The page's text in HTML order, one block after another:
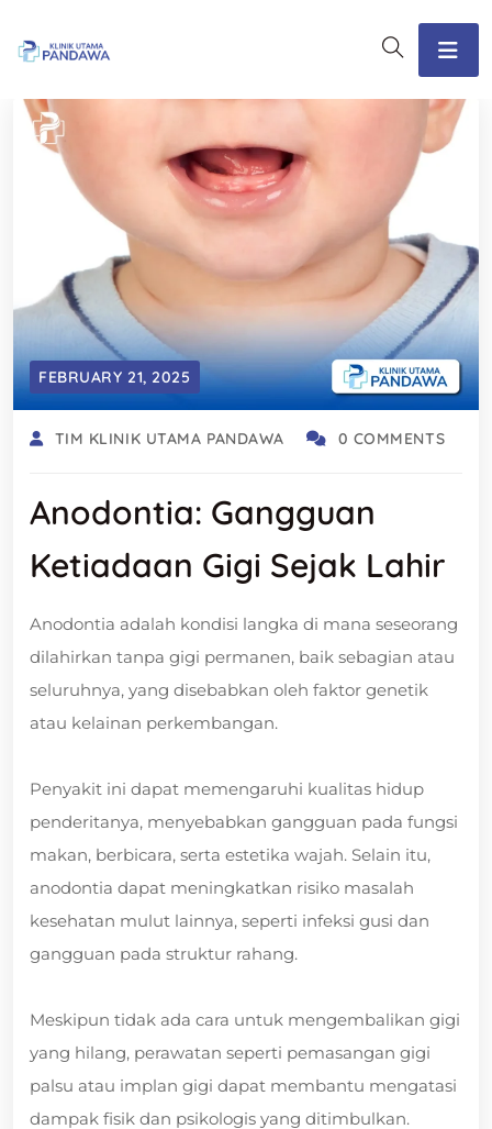
FEBRUARY 21, 2025
TIM KLINIK UTAMA PANDAWA 0 COMMENTS
Anodontia: Gangguan
Ketiadaan Gigi Sejak Lahir
Anodontia adalah kondisi langka di mana seseorang
dilahirkan tanpa gigi permanen, baik sebagian atau
seluruhnya, yang disebabkan oleh faktor genetik
atau kelainan perkembangan.
Penyakit ini dapat memengaruhi kualitas hidup
penderitanya, menyebabkan gangguan pada fungsi
makan, berbicara, serta estetika wajah. Selain itu,
anodontia dapat meningkatkan risiko masalah
kesehatan mulut lainnya, seperti infeksi gusi dan
gangguan pada struktur rahang.
Meskipun tidak ada cara untuk mengembalikan gigi
yang hilang, perawatan seperti pemasangan gigi
palsu atau implan gigi dapat membantu mengatasi
dampak fisik dan psikologis yang ditimbulkan.